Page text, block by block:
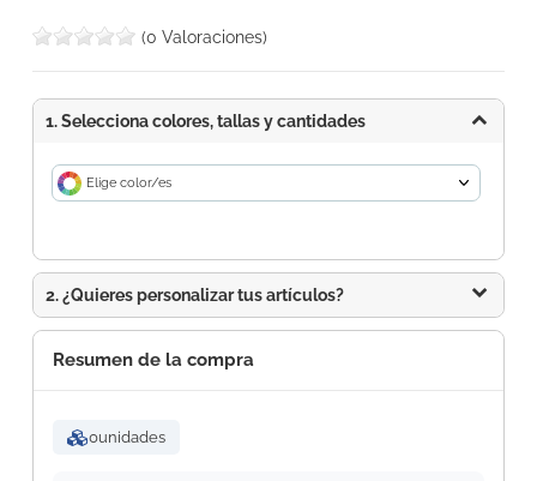
(0 Valoraciones)
1. Selecciona colores, tallas y cantidades
Elige color/es
2. ¿Quieres personalizar tus artículos?
Resumen de la compra
0unidades